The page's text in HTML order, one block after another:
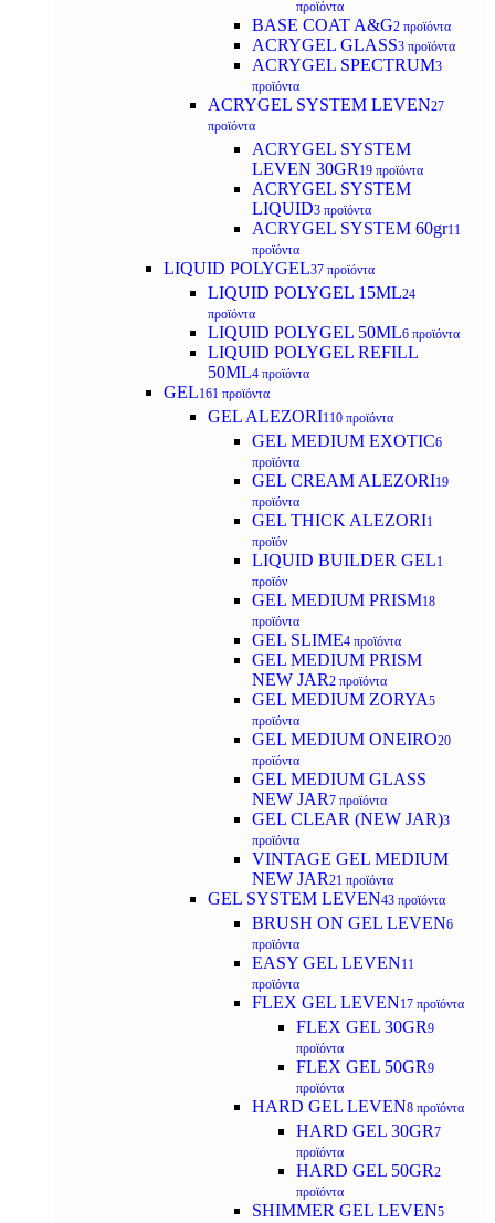
προϊόντα
BASE COAT A&G2 προϊόντα
ACRYGEL GLASS3 προϊόντα
ACRYGEL SPECTRUM3
προϊόντα
ACRYGEL SYSTEM LEVEN27
προϊόντα
ACRYGEL SYSTEM
LEVEN 30GR 19 προϊόντα
ACRYGEL SYSTEM
LIQUID3 προϊόντα
ACRYGEL SYSTEM 60gr11
προϊόντα
LIQUID POLYGEL37 προϊόντα
LIQUID POLYGEL 15ML24
προϊόντα
LIQUID POLYGEL 50ML6 προϊόντα
LIQUID POLYGEL REFILL
50ML4 προϊόντα
GEL161 προϊόντα
GEL ALEZORI110 προϊόντα
GEL MEDIUM EXOTIC6
προϊόντα
GEL CREAM ALEZORI19
προϊόντα
GEL THICK ALEZORI1
προϊόν
LIQUID BUILDER GEL1
προϊόν
GEL MEDIUM PRISM18
προϊόντα
GEL SLIME4 προϊόντα
GEL MEDIUM PRISM
NEW JAR2 προϊόντα
GEL MEDIUM ZORYA5
προϊόντα
GEL MEDIUM ONEIRO20
προϊόντα
GEL MEDIUM GLASS
NEW JAR7 προϊόντα
GEL CLEAR (NEW JAR)3
προϊόντα
VINTAGE GEL MEDIUM
NEW JAR21 προϊόντα
GEL SYSTEM LEVEN43 προϊόντα
BRUSH ON GEL LEVEN6
προϊόντα
EASY GEL LEVEN11
προϊόντα
FLEX GEL LEVEN17 προϊόντα
FLEX GEL 30GR9
προϊόντα
FLEX GEL 50GR9
προϊόντα
HARD GEL LEVEN8 προϊόντα
HARD GEL 30GR7
προϊόντα
HARD GEL 50GR2
προϊόντα
SHIMMER GEL LEVEN5